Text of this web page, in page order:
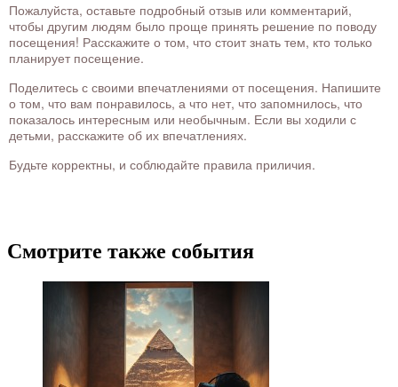
Пожалуйста, оставьте подробный отзыв или комментарий,
чтобы другим людям было проще принять решение по поводу
посещения! Расскажите о том, что стоит знать тем, кто только
планирует посещение.
Поделитесь с своими впечатлениями от посещения. Напишите
о том, что вам понравилось, а что нет, что запомнилось, что
показалось интересным или необычным. Если вы ходили с
детьми, расскажите об их впечатлениях.
Будьте корректны, и соблюдайте правила приличия.
Смотрите также события